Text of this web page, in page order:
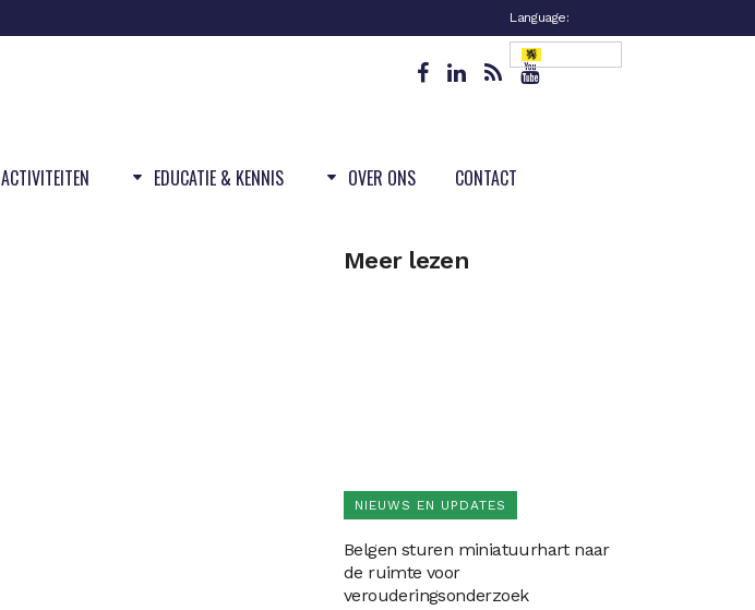
Language:
ACTIVITEITEN EDUCATIE & KENNIS OVER ONS CONTACT
Meer lezen
NIEUWS EN UPDATES
Belgen sturen miniatuurhart naar
de ruimte voor
verouderingsonderzoek